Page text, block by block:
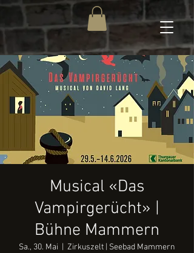
Musical «Das
Vampirgerücht» |
Bühne Mammern
Sa., 30. Mai Zirkuszelt | Seebad Mammern